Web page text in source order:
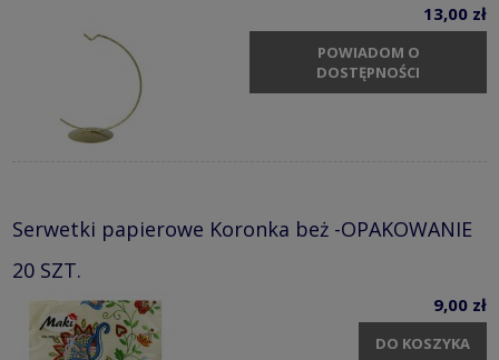
13,00 zł
POWIADOM O
DOSTĘPNOŚCI
Serwetki papierowe Koronka beż -OPAKOWANIE
20 SZT.
9,00 zł
DO KOSZYKA